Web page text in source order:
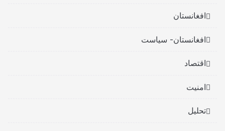
افغانستان
افغانستان- سیاست
اقتصاد
امنیت
تحلیل